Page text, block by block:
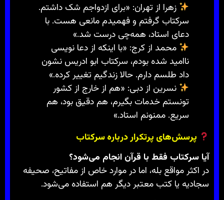
زهرا از تهران: «برای ازدواجم شک داشتم.
سرکتاب گرفتم و فهمیدم مانعی هست. با
دعای استاد، همه‌چی درست شد.»
محمد از کرج: «با اینکه از دعا نویسی
ناامید شده بودم، سرکتاب ابو ادریس نشون
داد طلسم دارم. حالا زندگیم تغییر کرده.»
نسرین از دبی: «هم از خارج از کشور
تونستم خدمات بگیرم، هم دقیق بود، هم
سریع. ممنونم استاد.»
پرسش‌های پرتکرار درباره سرکتاب
آیا سرکتاب فقط با قرآن انجام می‌شود؟
در اکثر مواقع بله، اما در موارد خاص از مفاتیح، صحیفه
سجادیه یا کتب معتبر دیگر هم استفاده می‌شود.